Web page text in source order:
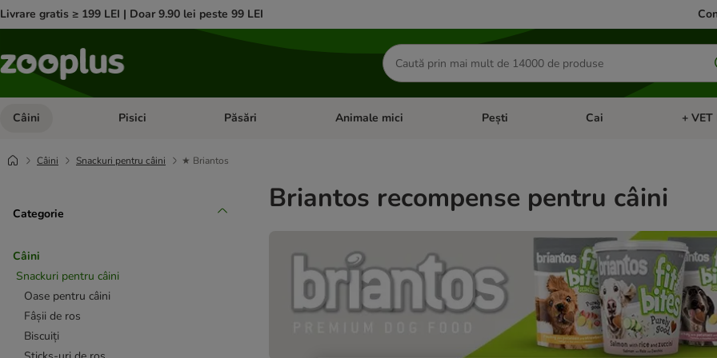
Livrare gratis ≥ 199 LEI | Doar 9.90 lei peste 99 LEI
Căutare
produse
Câini Deschideți meniul cu categorii: Câini
Pisici Deschideți meniul cu categorii: Pisici
Păsări Deschideți meniul cu categorii: Păsări
Animale mici Deschideți meniul cu categorii: Animale mici
Pești Deschideți meniul cu
Cai +
Câini Snackuri pentru câini ★ Briantos
Categorie
Câini
Snackuri pentru câini
Oase pentru câini
Fâșii de ros
Biscuiți
Briantos recompense pentru câini